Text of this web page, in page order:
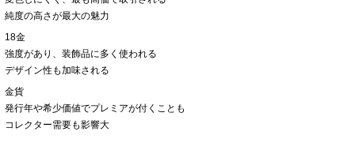
純度の高さが最大の魅力
18金
強度があり、装飾品に多く使われる
デザイン性も加味される
金貨
発行年や希少価値でプレミアが付くことも
コレクター需要も影響大